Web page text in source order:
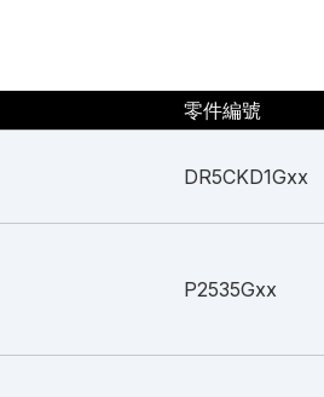
零件編號
DR5CKD1Gxx
P2535Gxx